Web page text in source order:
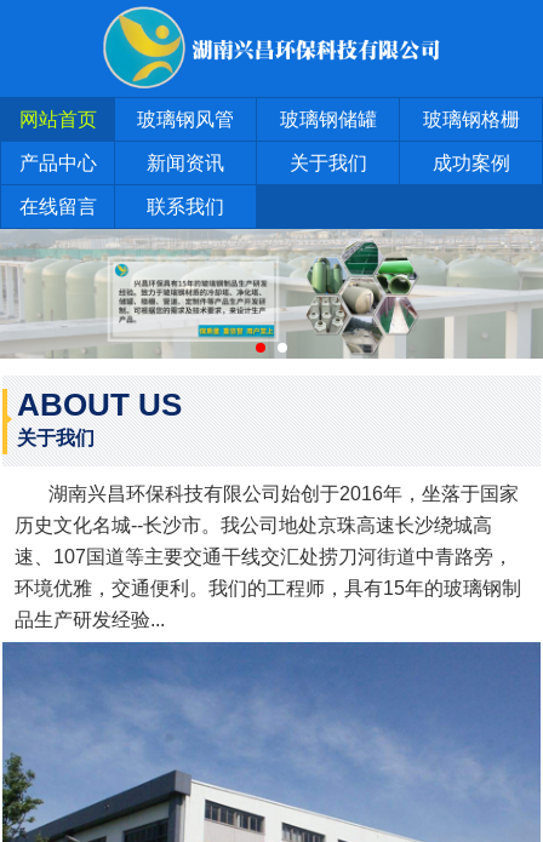
网站首页 玻璃钢风管 玻璃钢储罐 玻璃钢格栅
产品中心 新闻资讯 关于我们 成功案例
在线留言 联系我们
ABOUT US
关于我们
湖南兴昌环保科技有限公司始创于2016年，坐落于国家
历史文化名城--长沙市。我公司地处京珠高速长沙绕城高
速、107国道等主要交通干线交汇处捞刀河街道中青路旁，
环境优雅，交通便利。我们的工程师，具有15年的玻璃钢制
品生产研发经验...